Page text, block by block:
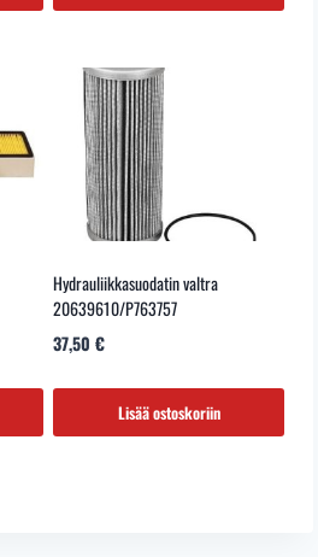
Hydrauliikkasuodatin valtra
20639610/P763757
37,50 €
Lisää ostoskoriin